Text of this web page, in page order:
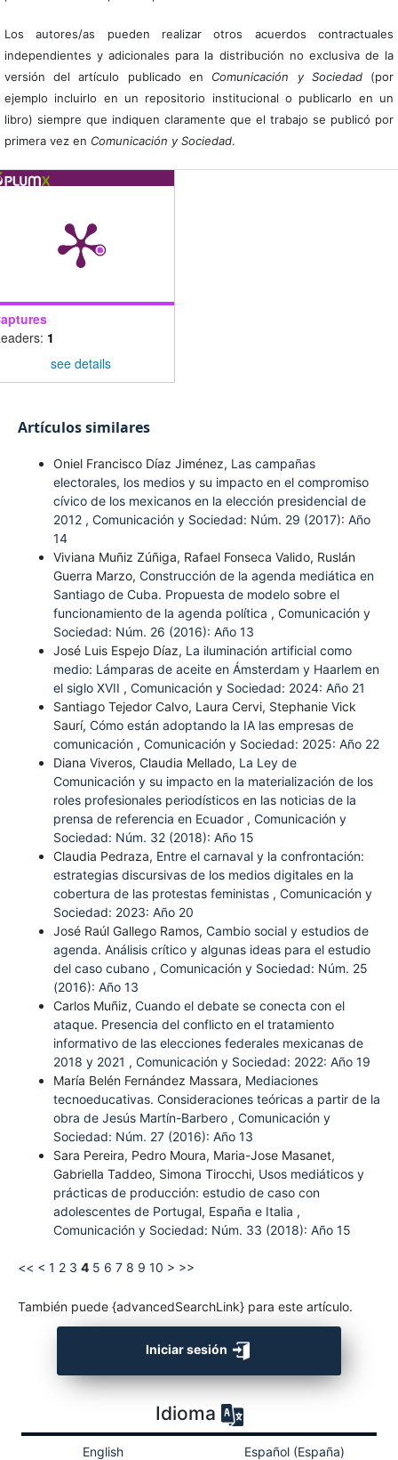
Los autores/as pueden realizar otros acuerdos contractuales
independientes y adicionales para la distribución no exclusiva de la
versión del artículo publicado en Comunicación y Sociedad(por
ejemplo incluirlo en un repositorio institucional o publicarlo en un
libro) siempre que indiquen claramente que el trabajo se publicó por
primera vez en Comunicación y Sociedad.
1
see details
Artículos similares
Oniel Francisco Díaz Jiménez, Las campañas
electorales, los medios y su impacto en el compromiso
cívico de los mexicanos en la elección presidencial de
2012 , Comunicación y Sociedad: Núm. 29 (2017): Año
14
Viviana Muñiz Zúñiga, Rafael Fonseca Valido, Ruslán
Guerra Marzo, Construcción de la agenda mediática en
Santiago de Cuba. Propuesta de modelo sobre el
funcionamiento de la agenda política , Comunicación y
Sociedad: Núm. 26 (2016): Año 13
José Luis Espejo Díaz, La iluminación artificial como
medio: Lámparas de aceite en Ámsterdam y Haarlem en
el siglo XVII , Comunicación y Sociedad: 2024: Año 21
Santiago Tejedor Calvo, Laura Cervi, Stephanie Vick
Saurí, Cómo están adoptando la IA las empresas de
comunicación , Comunicación y Sociedad: 2025: Año 22
Diana Viveros, Claudia Mellado, La Ley de
Comunicación y su impacto en la materialización de los
roles profesionales periodísticos en las noticias de la
prensa de referencia en Ecuador , Comunicación y
Sociedad: Núm. 32 (2018): Año 15
Claudia Pedraza, Entre el carnaval y la confrontación:
estrategias discursivas de los medios digitales en la
cobertura de las protestas feministas , Comunicación y
Sociedad: 2023: Año 20
José Raúl Gallego Ramos, Cambio social y estudios de
agenda. Análisis crítico y algunas ideas para el estudio
del caso cubano , Comunicación y Sociedad: Núm. 25
(2016): Año 13
Carlos Muñiz, Cuando el debate se conecta con el
ataque. Presencia del conflicto en el tratamiento
informativo de las elecciones federales mexicanas de
2018 y 2021 , Comunicación y Sociedad: 2022: Año 19
María Belén Fernández Massara, Mediaciones
tecnoeducativas. Consideraciones teóricas a partir de la
obra de Jesús Martín-Barbero , Comunicación y
Sociedad: Núm. 27 (2016): Año 13
Sara Pereira, Pedro Moura, Maria-Jose Masanet,
Gabriella Taddeo, Simona Tirocchi, Usos mediáticos y
prácticas de producción: estudio de caso con
adolescentes de Portugal, España e Italia ,
Comunicación y Sociedad: Núm. 33 (2018): Año 15
<< < 1 2 3 4 5 6 7 8 9 10 > >>
También puede {advancedSearchLink} para este artículo.
Iniciar sesión
Idioma
English Español (España)